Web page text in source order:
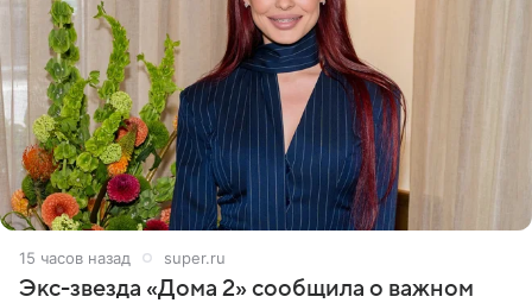
15 часов назад super.ru
Экс-звезда «Дома 2» сообщила о важном